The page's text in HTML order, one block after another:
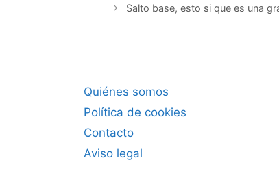
Salto base, esto si que es una
Quiénes somos
Política de cookies
Contacto
Aviso legal